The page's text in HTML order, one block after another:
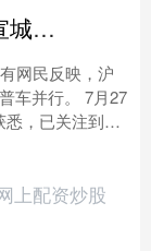
出彩速配 安徽宣城高速上4辆吉普车并行，当地交警：将联系车主依法依规进行处理
网民反映，沪
车并行。 7月27
，已关注到相
26日，将联系
上配资炒股